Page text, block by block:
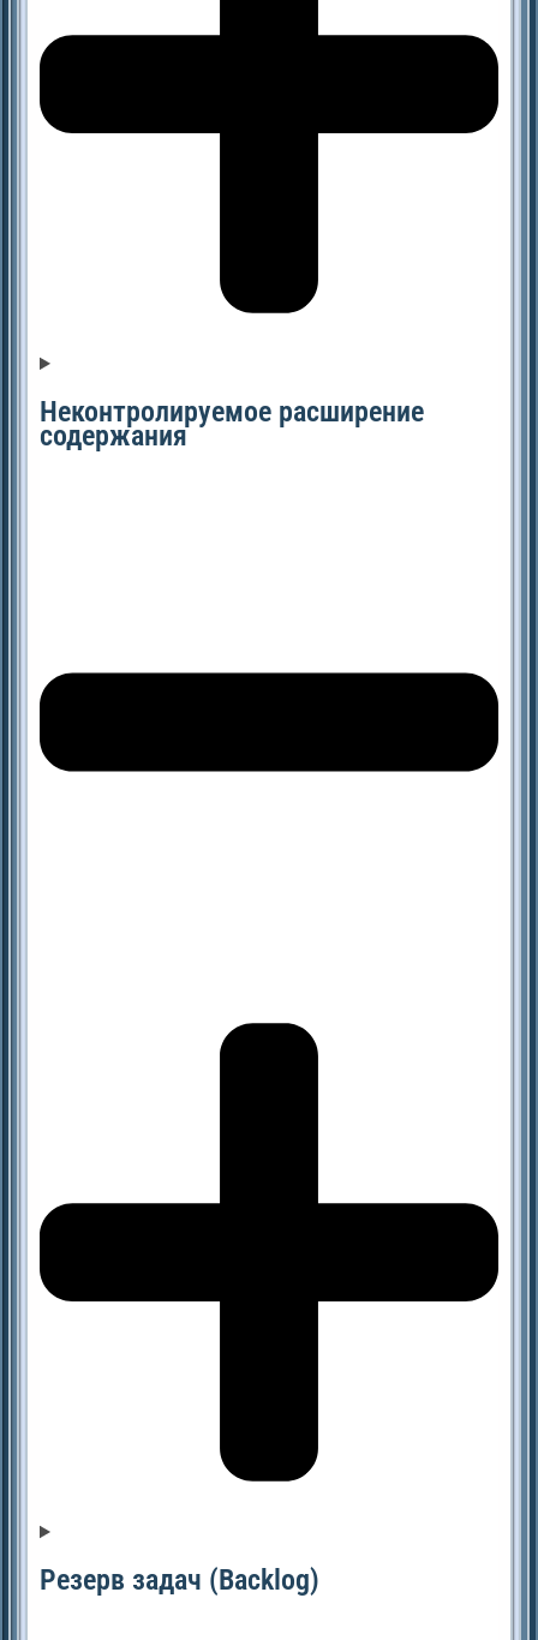
Неконтролируемое расширение
содержания
Резерв задач (Backlog)